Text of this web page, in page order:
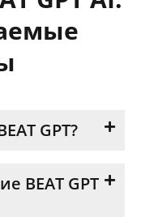
GPT?
BEAT GPT